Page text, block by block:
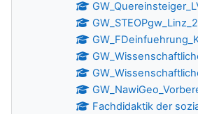
Fachdidaktik der